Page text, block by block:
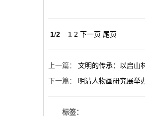
1/2 1 2 下一页 尾页
上一篇： 文明的传承：以启山
下一篇： 明清人物画研究展举
标签：